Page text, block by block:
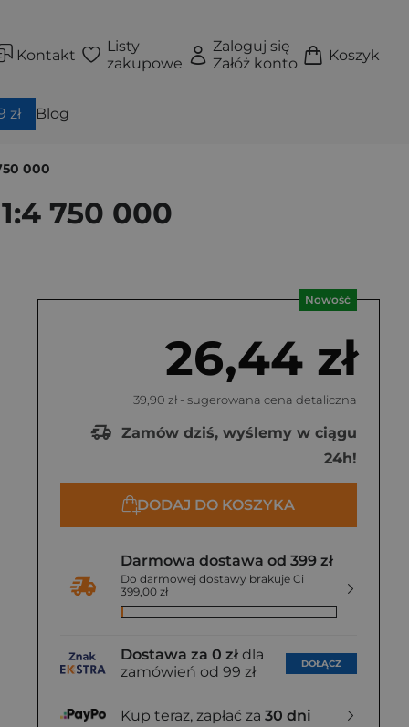
Kontakt
Listy
zakupowe
Zaloguj się
Załóż konto
Koszyk
zł Blog
000
750 000
Nowość
26,44 zł
39,90 zł - sugerowana cena detaliczna
Zamów dziś, wyślemy w ciągu
24h!
DODAJ DO KOSZYKA
Darmowa dostawa od 399 zł
Do darmowej dostawy brakuje Ci
399,00 zł
Dostawa za 0 zł dla
zamówień od 99 zł
DOŁĄCZ
Kup teraz, zapłać za 30 dni